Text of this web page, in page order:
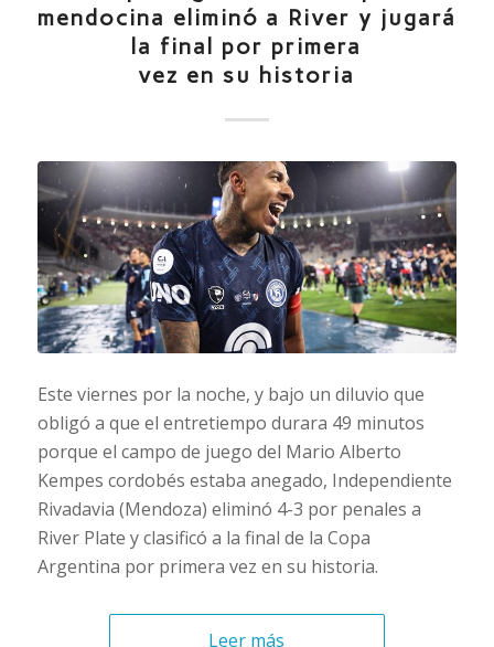
mendocina eliminó a River y jugará
la final por primera
vez en su historia
Este viernes por la noche, y bajo un diluvio que
obligó a que el entretiempo durara 49 minutos
porque el campo de juego del Mario Alberto
Kempes cordobés estaba anegado, Independiente
Rivadavia (Mendoza) eliminó 4-3 por penales a
River Plate y clasificó a la final de la Copa
Argentina por primera vez en su historia.
Leer más